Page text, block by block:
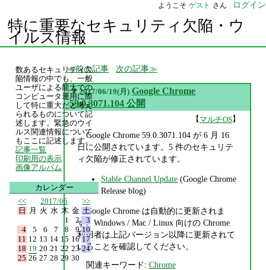
ようこそ ゲスト さん ログイン
特に重要なセキュリティ欠陥・ウ
イルス情報
前の記事 次の記事
▼ 2017/06/19(月) Google Chrome
59.0.3071.104 公開
【マルチOS】
Google Chrome 59.0.3071.104 が 6 月 16
日に公開されています。5 件のセキュリテ
ィ欠陥が修正されています。
Stable Channel Update (Google Chrome
Release blog)
Google Chrome は自動的に更新されま
す。Windows / Mac / Linux 向けの Chrome
利用者は上記バージョン以降に更新されて
いることを確認してください。
関連キーワード: Chrome
数あるセキュリティ欠
陥情報の中でも、一般
ユーザによる龍大での
コンピュータ運用に際
して特に重大だと考え
られるものについて記
述します。緊急のウイ
ルス関連情報について
もここに記述します。
記事一覧
印刷用の表示
画像アルバム
カレンダー
<<
2017/06
>>
日
月 火 水 木 金 土
1
2
3
4
5 6 7 8 9 10
11 12 13 14 15 16 17
18 19 20 21 22 23 24
25 26 27 28 29 30